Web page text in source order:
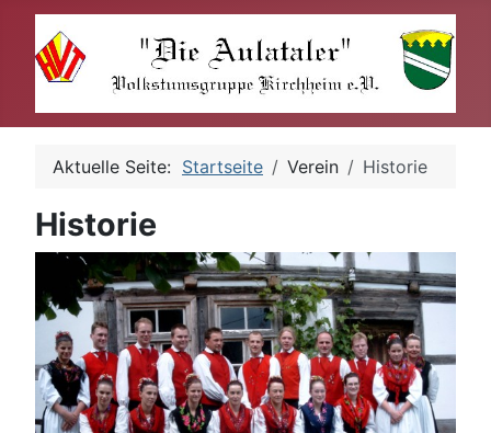
Aktuelle Seite: Startseite Verein Historie
Historie